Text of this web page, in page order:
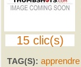
15 clic(s)
TAG(S): apprendre